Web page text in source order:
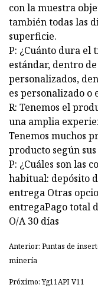
con la muestra
también todas las
superficie.
P: ¿Cuánto dura el
estándar, dentro
personalizados,
es personalizado o
R: Tenemos el
una amplia
Tenemos muchos
producto según
P: ¿Cuáles son las
habitual: depósito
entrega Otras
entregaPago total
O/A 30 días
Anterior: Puntas de
minería
Próximo: Yg11API V11